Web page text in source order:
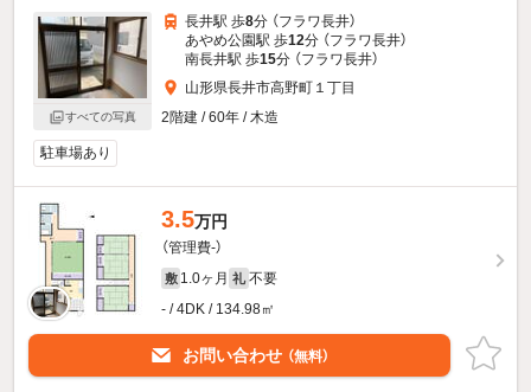
すべての写真
長井駅 歩8分 （フラワ長井）
あやめ公園駅 歩12分 （フラワ長井）
南長井駅 歩15分 （フラワ長井）
山形県長井市高野町１丁目
2階建 / 60年 / 木造
駐車場あり
3.5万円
（管理費-）
敷 1.0ヶ月 礼 不要
- / 4DK / 134.98㎡
お問い合わせ （無料）